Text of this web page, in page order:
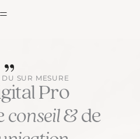
SUR MESURE
Pro
conseil& de